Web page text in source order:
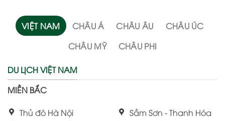
VIỆT NAM CHÂU Á CHÂU ÂU
CHÂU ÚC
CHÂU MỸ
CHÂU PHI
DU LỊCH VIỆT NAM
MIỀN BẮC
Thủ đô Hà Nội
Sầm Sơn - Thanh Hóa